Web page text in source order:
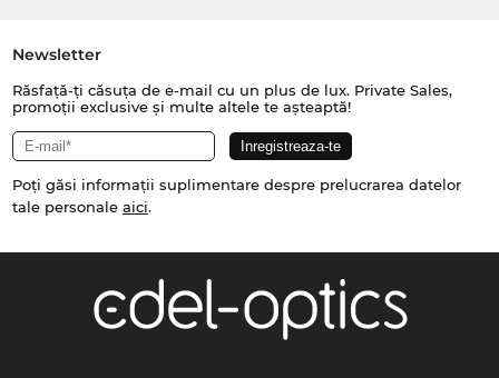
Newsletter
Răsfață-ți căsuța de e-mail cu un plus de lux. Private Sales,
promoții exclusive și multe altele te așteaptă!
Poți găsi informații suplimentare despre prelucrarea datelor
tale personale aici.